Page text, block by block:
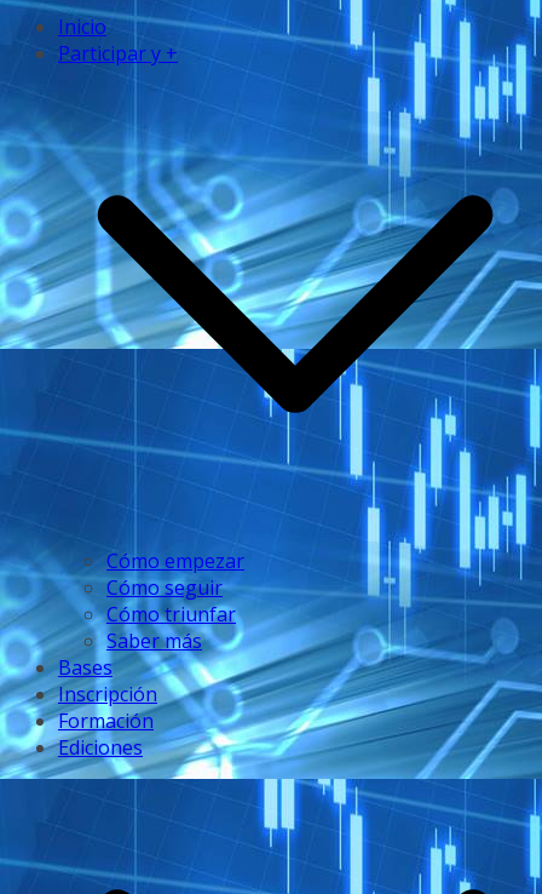
Inicio
Participar y +
Cómo empezar
Cómo seguir
Cómo triunfar
Saber más
Bases
Inscripción
Formación
Ediciones